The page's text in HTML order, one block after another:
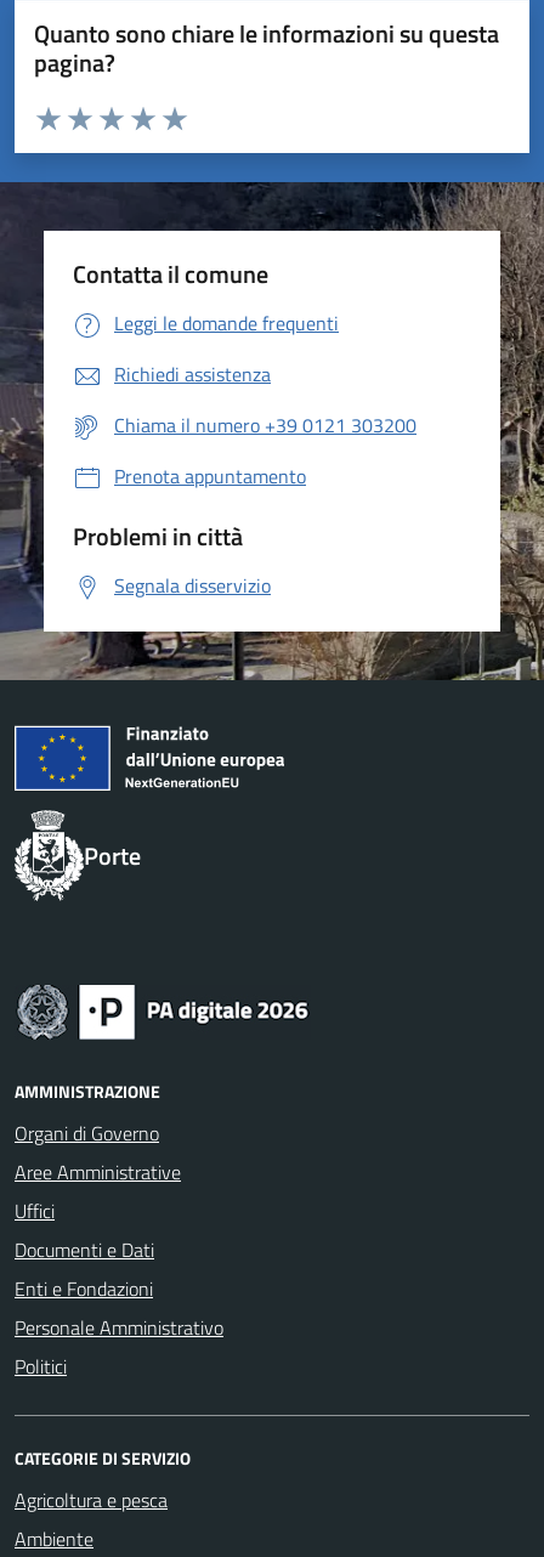
Quanto sono chiare le informazioni su questa
pagina?
Valuta da 1 a 5 stelle la pagina
Valuta 5 stelle su 5
Valuta 4 stelle su 5
Valuta 3 stelle su 5
Valuta 2 stelle su 5
Valuta 1 stelle su 5
Contatta il comune
Leggi le domande frequenti
Richiedi assistenza
Chiama il numero +39 0121 303200
Prenota appuntamento
Problemi in città
Segnala disservizio
Porte
AMMINISTRAZIONE
Organi di Governo
Aree Amministrative
Uffici
Documenti e Dati
Enti e Fondazioni
Personale Amministrativo
Politici
CATEGORIE DI SERVIZIO
Agricoltura e pesca
Ambiente